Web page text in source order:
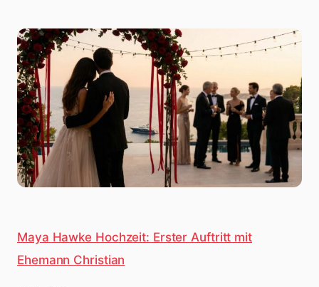
Maya Hawke Hochzeit: Erster Auftritt mit
Ehemann Christian